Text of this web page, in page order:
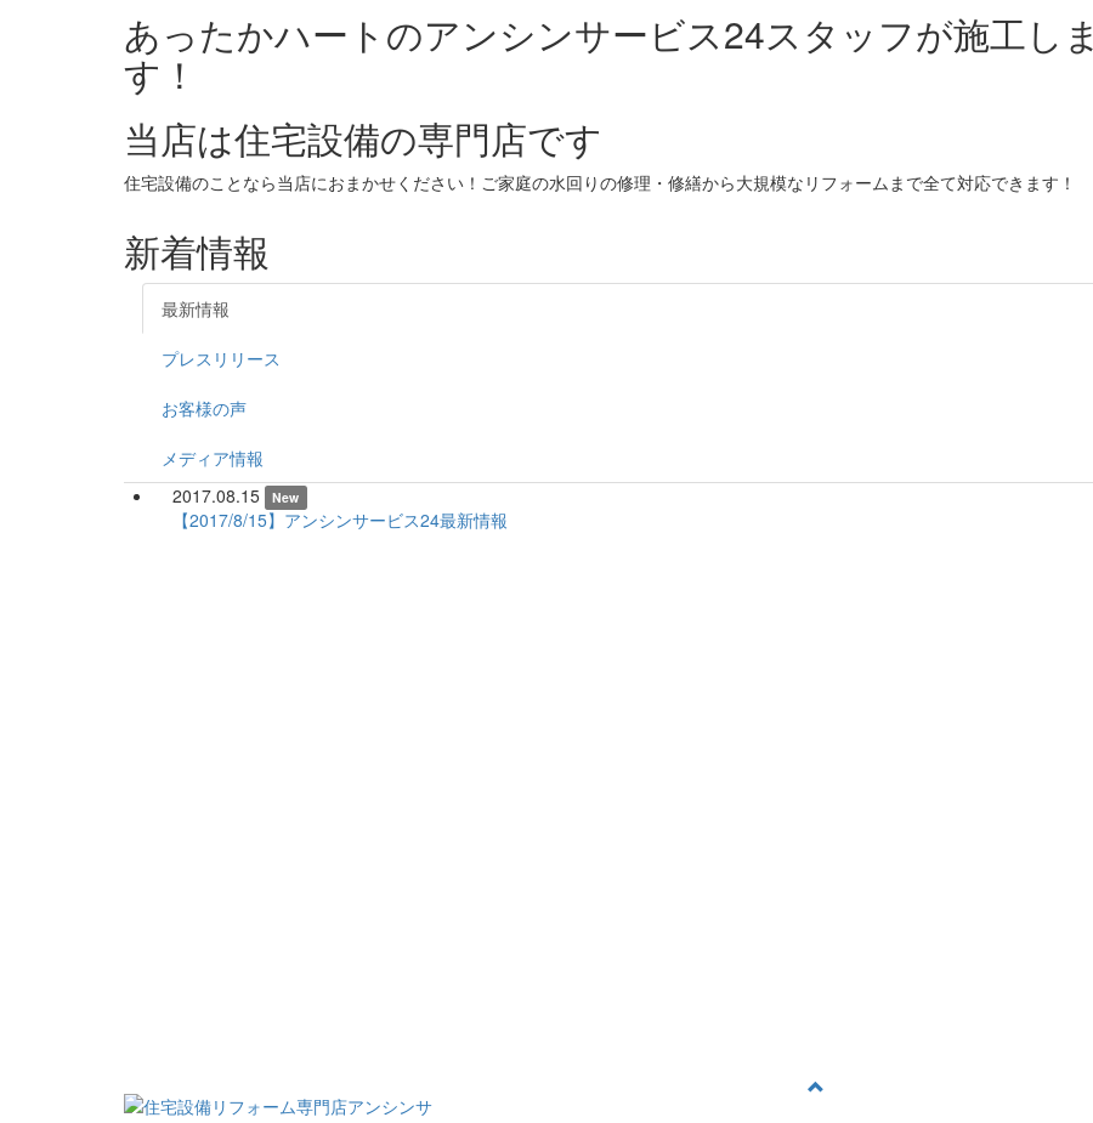
あったかハートのアンシンサービス24スタッフが施工しま
す！
当店は住宅設備の専門店です
住宅設備のことなら当店におまかせください！ご家庭の水回りの修理・修繕から大規模なリフォームまで全て対応できます！
新着情報
最新情報
プレスリリース
お客様の声
メディア情報
2017.08.15
New
【2017/8/15】アンシンサービス24最新情報